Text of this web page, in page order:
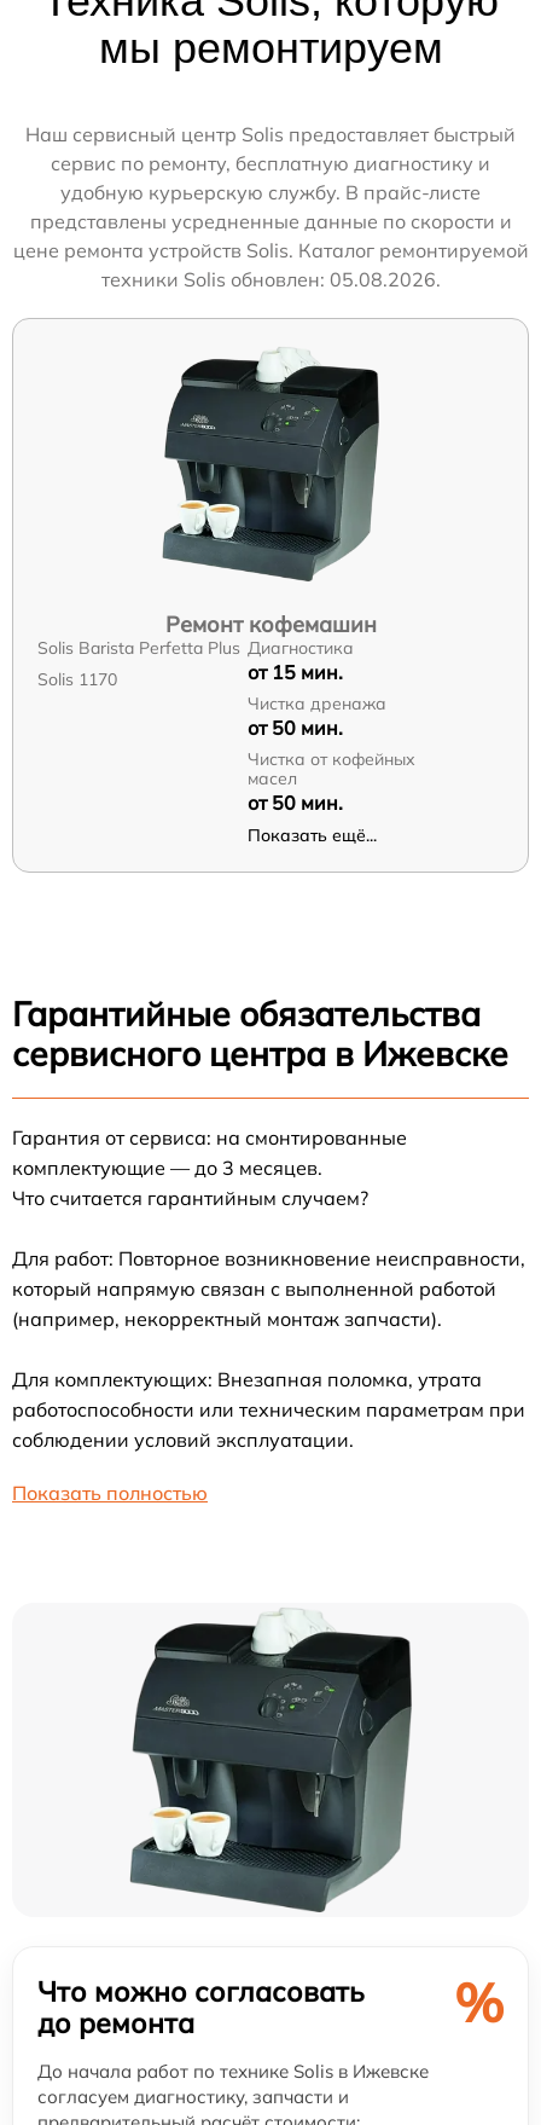
мы ремонтируем
Наш сервисный центр Solis предоставляет быстрый
сервис по ремонту, бесплатную диагностику и
удобную курьерскую службу. В прайс-листе
представлены усредненные данные по скорости и
цене ремонта устройств Solis. Каталог ремонтируемой
техники Solis обновлен: 05.08.2026.
Ремонт кофемашин
Solis Barista Perfetta Plus
Solis 1170
Диагностика
от 15 мин.
Чистка дренажа
от 50 мин.
Чистка от кофейных
масел
от 50 мин.
Показать ещё...
Гарантийные обязательства
сервисного центра в Ижевске
Гарантия от сервиса: на смонтированные
комплектующие — до 3 месяцев.
Что считается гарантийным случаем?
Для работ: Повторное возникновение неисправности,
который напрямую связан с выполненной работой
(например, некорректный монтаж запчасти).
Для комплектующих: Внезапная поломка, утрата
работоспособности или техническим параметрам при
соблюдении условий эксплуатации.
Показать полностью
Что можно согласовать
до ремонта
%
До начала работ по технике Solis в Ижевске
согласуем диагностику, запчасти и